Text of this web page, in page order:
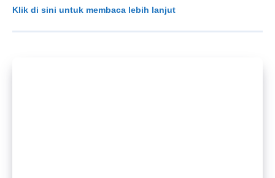
Klik di sini untuk membaca lebih lanjut